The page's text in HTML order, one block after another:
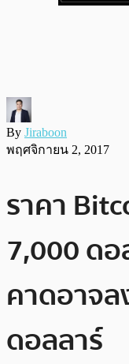
By Jiraboon
พฤศจิกายน 2, 2017
ราคา
7,000 ดอ
คาดอาจล
ดอลลาร์